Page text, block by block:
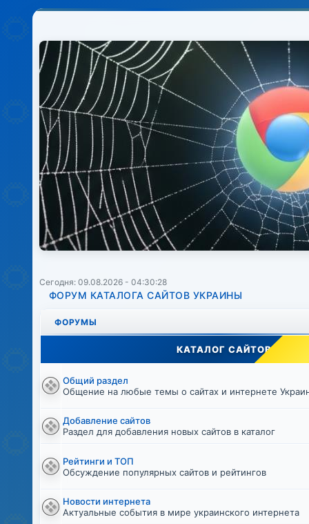
Сегодня: 09.08.2026 - 04:30:28
ФОРУМ КАТАЛОГА САЙТОВ УКРАИНЫ
ФОРУМЫ
КАТАЛОГ САЙТОВ
Общий раздел
Общение на любые темы о сайтах и интернете
Добавление сайтов
Раздел для добавления новых сайтов в каталог
Рейтинги и ТОП
Обсуждение популярных сайтов и рейтингов
Новости интернета
Актуальные события в мире украинского интернета